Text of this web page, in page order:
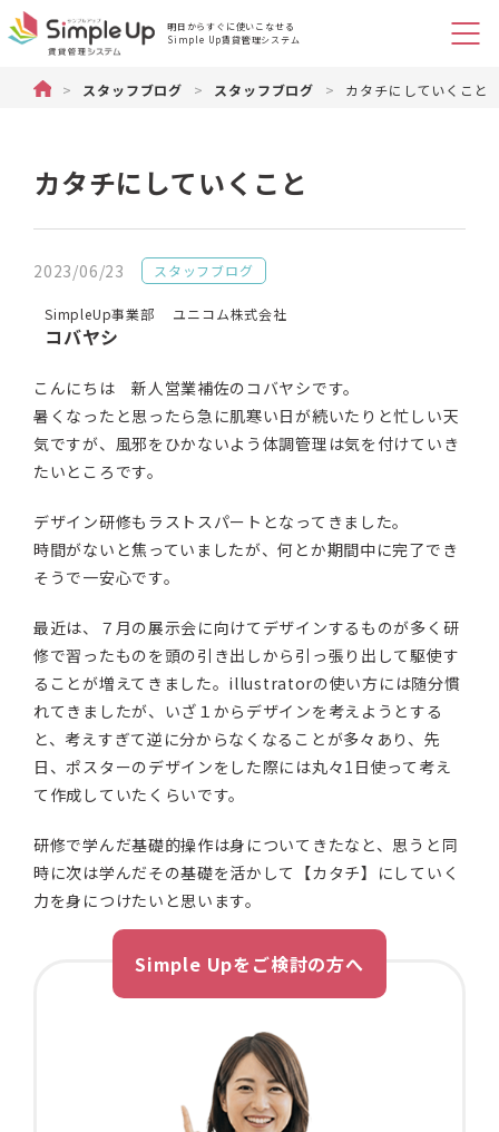
明日からすぐに使いこなせる
Simple Up賃貸管理システム
不動産管理のSimple Up（シンプルアップ）賃貸物件管理システム
> スタッフブログ > スタッフブログ > カタチにしていくこと
カタチにしていくこと
2023/06/23 スタッフブログ
SimpleUp事業部 ユニコム株式会社
コバヤシ
こんにちは 新人営業補佐のコバヤシです。
暑くなったと思ったら急に肌寒い日が続いたりと忙しい天
気ですが、風邪をひかないよう体調管理は気を付けていき
たいところです。
デザイン研修もラストスパートとなってきました。
時間がないと焦っていましたが、何とか期間中に完了でき
そうで一安心です。
最近は、７月の展示会に向けてデザインするものが多く研
修で習ったものを頭の引き出しから引っ張り出して駆使す
ることが増えてきました。illustratorの使い方には随分慣
れてきましたが、いざ１からデザインを考えようとする
と、考えすぎて逆に分からなくなることが多々あり、先
日、ポスターのデザインをした際には丸々1日使って考え
て作成していたくらいです。
研修で学んだ基礎的操作は身についてきたなと、思うと同
時に次は学んだその基礎を活かして【カタチ】にしていく
力を身につけたいと思います。
Simple Upをご検討の方へ